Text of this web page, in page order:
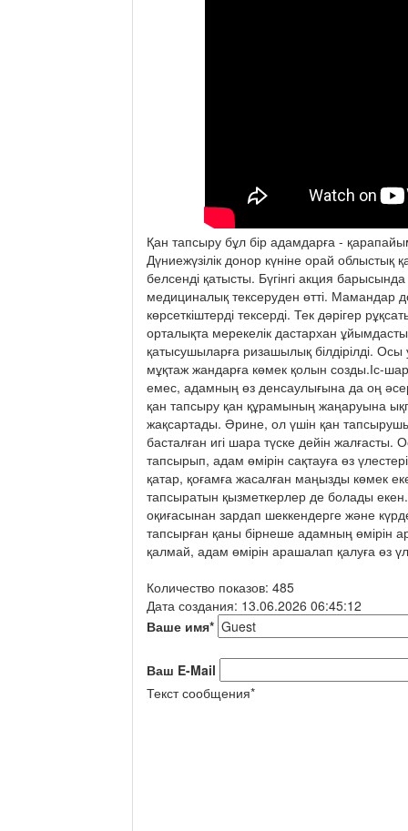
Қан тапсыру бұл бір адамдарға -
Дүниежүзілік донор күніне орай облыстық
белсенді қатысты. Бүгінгі акция
медициналық тексеруден өтті. Мамандар
көрсеткіштерді тексерді. Тек дәрігер
орталықта мерекелік дастархан
қатысушыларға ризашылық білдірілді.
мұқтаж жандарға көмек қолын созды.Іс-
емес, адамның өз денсаулығына да оң әсер
қан тапсыру қан құрамының жаңаруына
жақсартады. Әрине, ол үшін қан
басталған игі шара түске дейін жалғасты.
тапсырып, адам өмірін сақтауға өз
қатар, қоғамға жасалған маңызды көмек
тапсыратын қызметкерлер де болады
оқиғасынан зардап шеккендерге және
тапсырған қаны бірнеше адамның өмірін
қалмай, адам өмірін арашалап қалуға өз
Количество показов: 485
Дата создания: 13.06.2026 06:45:12
Ваше имя*
Ваш E-Mail
Текст сообщения*